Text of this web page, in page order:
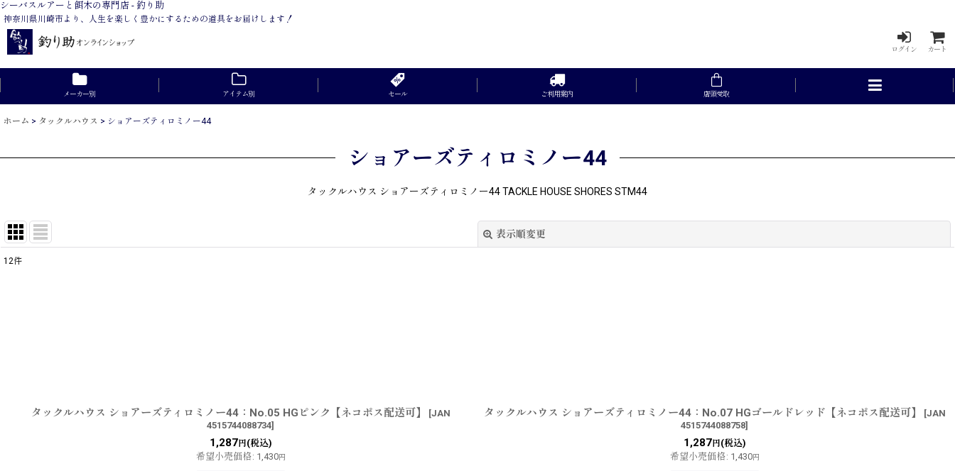
シーバスルアーと餌木の専門店 - 釣り助
神奈川県川崎市より、人生を楽しく豊かにするための道具をお届けします！
ログイン カート
メーカー別 アイテム別 セール ご利用案内 店頭受取
ホーム > タックルハウス > ショアーズティロミノー44
ショアーズティロミノー44
タックルハウス ショアーズティロミノー44 TACKLE HOUSE SHORES STM44
表示順変更
12件
タックルハウス ショアーズティロミノー44：No.05 HGピンク【ネコポス配送可】 [JAN
4515744088734]
1,287円(税込)
希望小売価格: 1,430円
タックルハウス ショアーズティロミノー44：No.07 HGゴールドレッド【ネコポス配送可】 [JAN
4515744088758]
1,287円(税込)
希望小売価格: 1,430円